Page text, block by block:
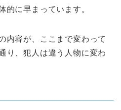
的に早まっています。
内容が、ここまで変わって
り、犯人は違う人物に変わ